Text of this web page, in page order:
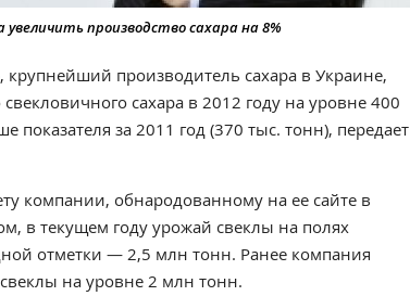
производство сахара на 8%
, крупнейший производитель сахара в Украине,
сахара в 2012 году на уровне 400
показателя за 2011 год (370 тыс. тонн), передает
компании, обнародованному на ее сайте в
в текущем году урожай свеклы на полях
отметки — 2,5 млн тонн. Ранее компания
на уровне 2 млн тонн.